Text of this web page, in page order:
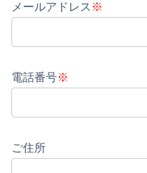
メールアドレス ※
電話番号※
ご住所